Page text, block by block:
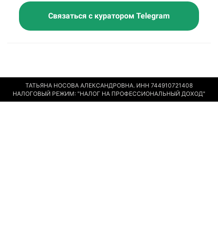
Связаться с куратором Telegram
ТАТЬЯНА НОСОВА АЛЕКСАНДРОВНА. ИНН 744910721408
НАЛОГОВЫЙ РЕЖИМ: "НАЛОГ НА ПРОФЕССИОНАЛЬНЫЙ ДОХОД"